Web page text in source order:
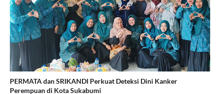
PERMATA dan SRIKANDI Perkuat Deteksi Dini Kanker
Perempuan di Kota Sukabumi